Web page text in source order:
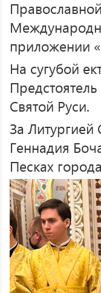
приложении
На сугубой
Святой Руси.
За
Геннадия
Песках